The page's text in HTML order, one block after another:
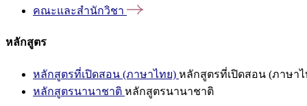
คณะและสำนักวิชา
หลักสูตร
หลักสูตรที่เปิดสอน (ภาษาไทย) หลักสูตรที่เปิดสอน (ภาษาไ
หลักสูตรนานาชาติ หลักสูตรนานาชาติ